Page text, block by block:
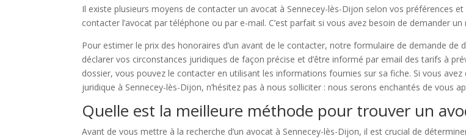
Il existe plusieurs moyens de contacter un avocat à Sennecey-lès-Dijon selon vos préférences
contacter l’avocat par téléphone ou par e-mail. C’est parfait si vous avez besoin de demander
Pour estimer le prix des honoraires d’un avant de le contacter, notre formulaire de demande
déclarer vos circonstances juridiques de façon précise et d’être informé par email des tarifs à
dossier, vous pouvez le contacter en utilisant les informations fournies sur sa fiche. Si vous
juridique à Sennecey-lès-Dijon, n’hésitez pas à nous solliciter : nous serons enchantés de vous
Quelle est la meilleure méthode pour trouver un
Avant de vous mettre à la recherche d’un avocat à Sennecey-lès-Dijon, il est crucial de